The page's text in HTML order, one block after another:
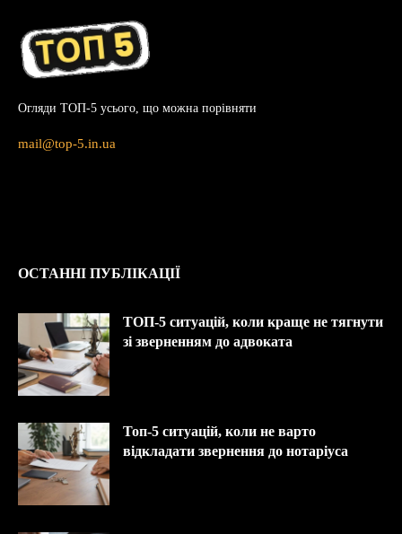
Огляди ТОП-5 усього, що можна порівняти
mail@top-5.in.ua
ОСТАННІ ПУБЛІКАЦІЇ
ТОП-5 ситуацій, коли краще не тягнути
зі зверненням до адвоката
Топ-5 ситуацій, коли не варто
відкладати звернення до нотаріуса